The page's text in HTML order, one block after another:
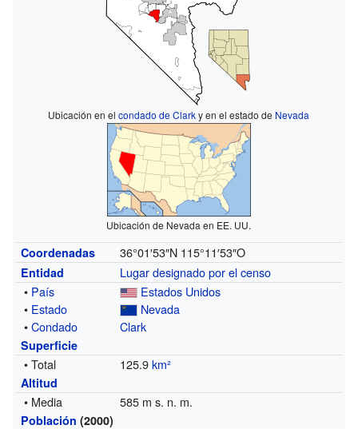
Ubicación en elcondado de Clarky en el estado de Nevada
Ubicación de Nevada en EE. UU.
Coordenadas 36°01′53″N 115°11′53″O
Entidad
Lugar designado por el censo
• País
Estados Unidos
• Estado
Nevada
•Condado Clark
Superficie
• Total 125.9km²
Altitud
• Media 585 m s. n. m.
Población (2000)